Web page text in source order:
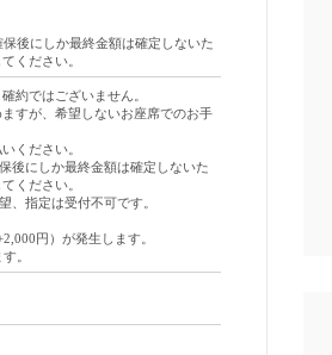
後にしか最終金額は確定しないた
ください。
約ではございません。
すが、希望しないお座席でのお手
ください。
後にしか最終金額は確定しないた
ください。
、指定は受付不可です。
円）が発生します。
。